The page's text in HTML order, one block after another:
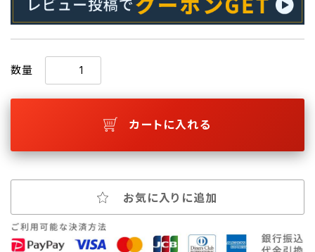
数量
カートに入れる
お気に入りに追加